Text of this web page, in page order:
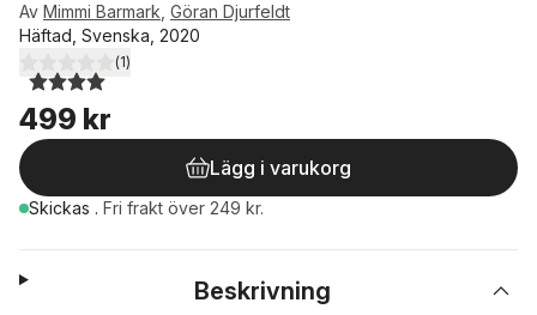
Av Mimmi Barmark Göran Djurfeldt
Häftad, Svenska, 2020
4,0utav 5 stjärnor. Totalt antal röster:
(1)
499 kr
Lägg i varukorg
Skickas . Fri frakt över 249 kr.
Beskrivning